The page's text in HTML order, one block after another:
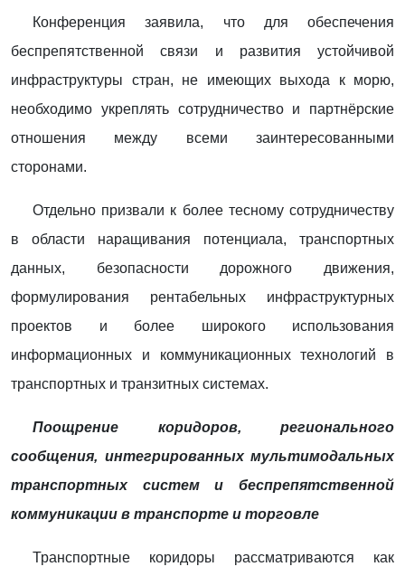
Конференция заявила, что для обеспечения
беспрепятственной связи и развития устойчивой
инфраструктуры стран, не имеющих выхода к морю,
необходимо укреплять сотрудничество и партнёрские
отношения между всеми заинтересованными
сторонами.
Отдельно призвали к более тесному сотрудничеству
в области наращивания потенциала, транспортных
данных, безопасности дорожного движения,
формулирования рентабельных инфраструктурных
проектов и более широкого использования
информационных и коммуникационных технологий в
транспортных и транзитных системах.
Поощрение коридоров, регионального
сообщения, интегрированных мультимодальных
транспортных систем и беспрепятственной
коммуникации в транспорте и торговле
Транспортные коридоры рассматриваются как